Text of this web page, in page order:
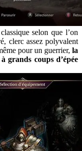
selon que l’on
clerc assez polyvalent
pour un guerrier, la
grands coups d’épée